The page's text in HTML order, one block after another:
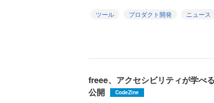
ツール プロダクト開発
ニュース
freee、アクセシビリティが学べ
公開
CodeZine